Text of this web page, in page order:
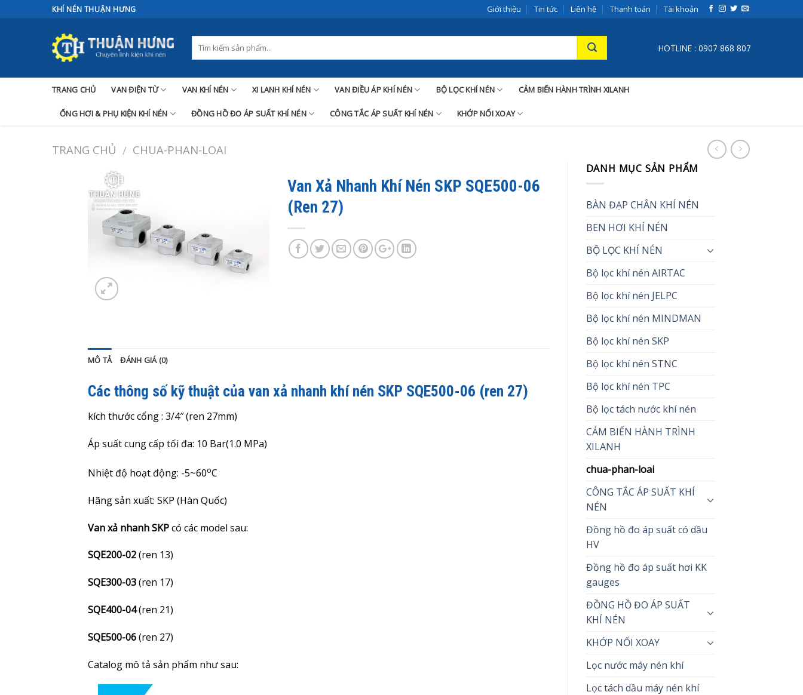
to
KHÍ NÉN THUẬN HƯNG Giới thiệu Tin tức Liên hệ Thanh toán Tài khoản
HOTLINE : 0907 868 807
TRANG CHỦ VAN ĐIỆN TỪ VAN KHÍ NÉN XI LANH KHÍ NÉN VAN ĐIỀU ÁP KHÍ NÉN BỘ LỌC KHÍ NÉN CẢM BIẾN HÀNH TRÌNH XILANH
ỐNG HƠI & PHỤ KIỆN KHÍ NÉN ĐỒNG HỒ ĐO ÁP SUẤT KHÍ NÉN CÔNG TẮC ÁP SUẤT KHÍ NÉN KHỚP NỐI XOAY
TRANG CHỦ / CHUA-PHAN-LOAI
Van Xả Nhanh Khí Nén SKP SQE500-06
(Ren 27)
MÔ TẢ ĐÁNH GIÁ (0)
Các thông số kỹ thuật của van xả nhanh khí nén SKP SQE500-06 (ren 27)
kích thước cổng : 3/4″ (ren 27mm)
Áp suất cung cấp tối đa: 10 Bar(1.0 MPa)
Nhiệt độ hoạt động: -5~60oC
Hãng sản xuất: SKP (Hàn Quốc)
Van xả nhanh SKPcó các model sau:
SQE200-02(ren 13)
SQE300-03(ren 17)
SQE400-04(ren 21)
SQE500-06(ren 27)
Catalog mô tả sản phẩm như sau:
DANH MỤC SẢN PHẨM
BÀN ĐẠP CHÂN KHÍ NÉN
BEN HƠI KHÍ NÉN
BỘ LỌC KHÍ NÉN
Bộ lọc khí nén AIRTAC
Bộ lọc khí nén JELPC
Bộ lọc khí nén MINDMAN
Bộ lọc khí nén SKP
Bộ lọc khí nén STNC
Bộ lọc khí nén TPC
Bộ lọc tách nước khí nén
CẢM BIẾN HÀNH TRÌNH
XILANH
chua-phan-loai
CÔNG TẮC ÁP SUẤT KHÍ
NÉN
Đồng hồ đo áp suất có dầu
HV
Đồng hồ đo áp suất hơi KK
gauges
ĐỒNG HỒ ĐO ÁP SUẤT
KHÍ NÉN
KHỚP NỐI XOAY
Lọc nước máy nén khí
Lọc tách dầu máy nén khí